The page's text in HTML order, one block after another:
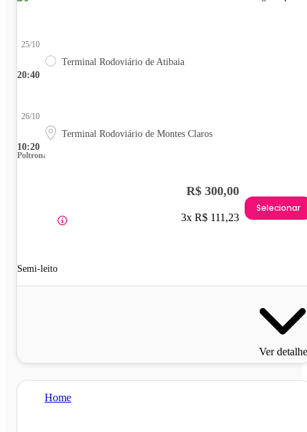
20:40
25/10
Terminal Rodoviário de Atibaia
10:20
26/10
Terminal Rodoviário de Montes Claros
Poltrona
Semi-leito
R$ 300,00
3x R$ 111,23
Selecionar
Ver
Home